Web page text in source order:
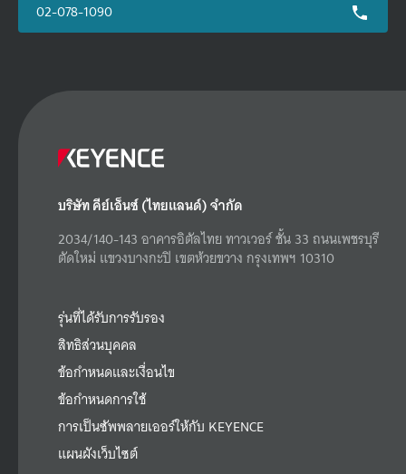
02-078-1090
บริษัท คีย์เอ็นซ์ (ไทยแลนด์) จำกัด
2034/140-143 อาคารอิตัลไทย ทาวเวอร์ ชั้น 33 ถนนเพชรบุรี
ตัดใหม่ แขวงบางกะปิ เขตห้วยขวาง กรุงเทพฯ 10310
รุ่นที่ได้รับการรับรอง
สิทธิส่วนบุคคล
ข้อกำหนดและเงื่อนไข
ข้อกำหนดการใช้
การเป็นซัพพลายเออร์ให้กับ KEYENCE
แผนผังเว็บไซต์